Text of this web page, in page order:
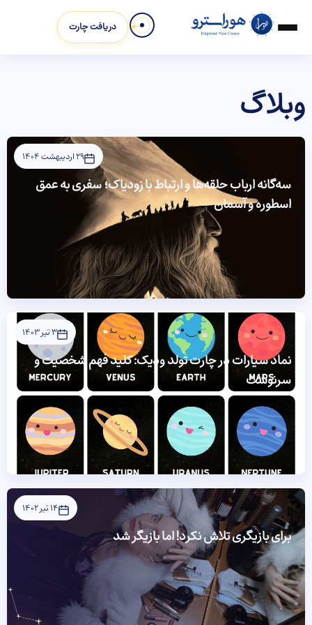
دریافت چارت
وبلاگ
29 اردیبهشت 1404
سه‌گانه ارباب حلقه‌ها و ارتباط با زودیاک؛ سفری به عمق
اسطوره و آسمان
3 تیر 1403
نماد سیارات در چارت تولد ودیک: کلید فهم شخصیت و
سرنوشت
14 تیر 1402
برای بازیگری تلاش نکرد! اما بازیگر شد